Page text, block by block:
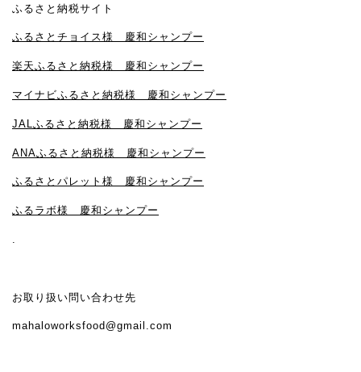
ふるさと納税サイト
ふるさとチョイス様 慶和シャンプー
楽天ふるさと納税様 慶和シャンプー
マイナビふるさと納税様 慶和シャンプー
JALふるさと納税様 慶和シャンプー
ANAふるさと納税様 慶和シャンプー
ふるさとパレット様 慶和シャンプー
ふるラボ様 慶和シャンプー
.
お取り扱い問い合わせ先
mahaloworksfood@gmail.com